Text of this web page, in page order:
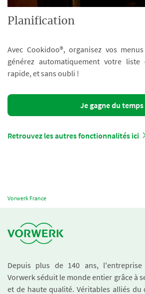
Planification
Avec Cookidoo®, organisez vos
générez automatiquement votre liste
rapide, et sans oubli !
Je gagne du temps
Retrouvez les autres fonctionnalités ici
Vorwerk France
Depuis plus de 140 ans, l'entreprise
Vorwerk séduit le monde entier grâce à
et de haute qualité. Véritables alliés